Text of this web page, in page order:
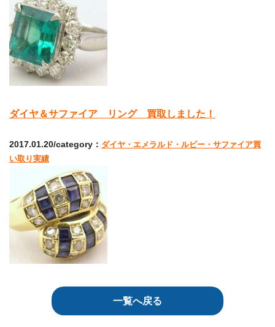
ダイヤ＆サファイア リング 買取しました！
2017.01.20/category： ダイヤ・エメラルド・ルビー・サファイア買
い取り実績
一覧へ戻る